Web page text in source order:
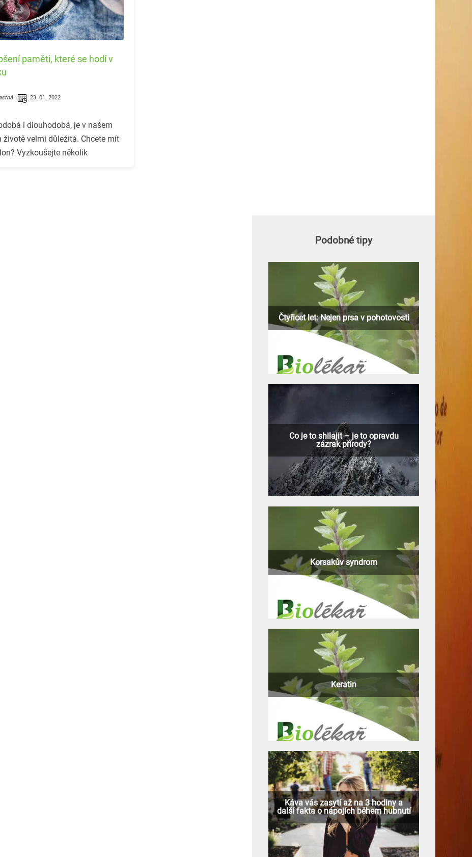
paměti, které se hodí v
23. 01. 2022
i dlouhodobá, je v našem
životě velmi důležitá. Chcete mít
Vyzkoušejte několik
Podobné tipy
Čtyřicet let: Nejen prsa v pohotovosti
Co je to shilajit – je to opravdu
zázrak přírody?
Korsakův syndrom
Keratin
Káva vás zasytí až na 3 hodiny a
další fakta o nápojích během hubnutí